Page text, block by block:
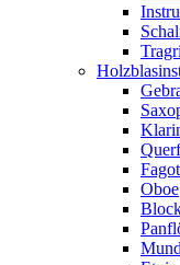
Oboe